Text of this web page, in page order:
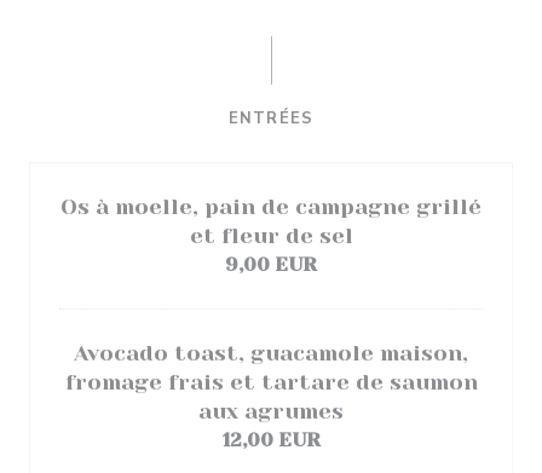
ENTRÉES
Os à moelle, pain de campagne grillé
et fleur de sel
9,00 EUR
Avocado toast, guacamole maison,
fromage frais et tartare de saumon
aux agrumes
12,00 EUR